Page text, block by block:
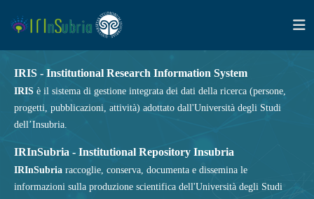
IRIS - Institutional Research Information System
IRIS è il sistema di gestione integrata dei dati della ricerca (persone,
progetti, pubblicazioni, attività) adottato dall'Università degli Studi
dell’Insubria.
IRInSubria - Institutional Repository Insubria
IRInSubria raccoglie, conserva, documenta e dissemina le
informazioni sulla produzione scientifica dell'Università degli Studi